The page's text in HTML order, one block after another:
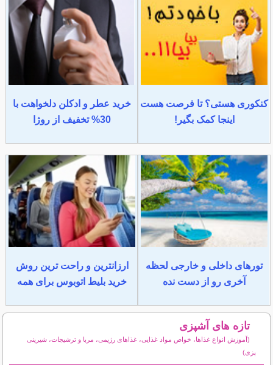
کنکوری هستی؟ تا فرصت هست
اینجا کمک بگیر!
خرید عطر و ادکلن دلخواهت با
30% تخفیف از روژا
تورهای داخلی و خارجی لحظه
آخری رو از دست نده
ارزانترین و راحت ترین روش
خرید بلیط اتوبوس برای همه
تازه های آشپزی
(آموزش انواع غذاها، خواص مواد غذایی، غذاهای رژیمی، مربا و ترشیجات، شیرینی
پزی)